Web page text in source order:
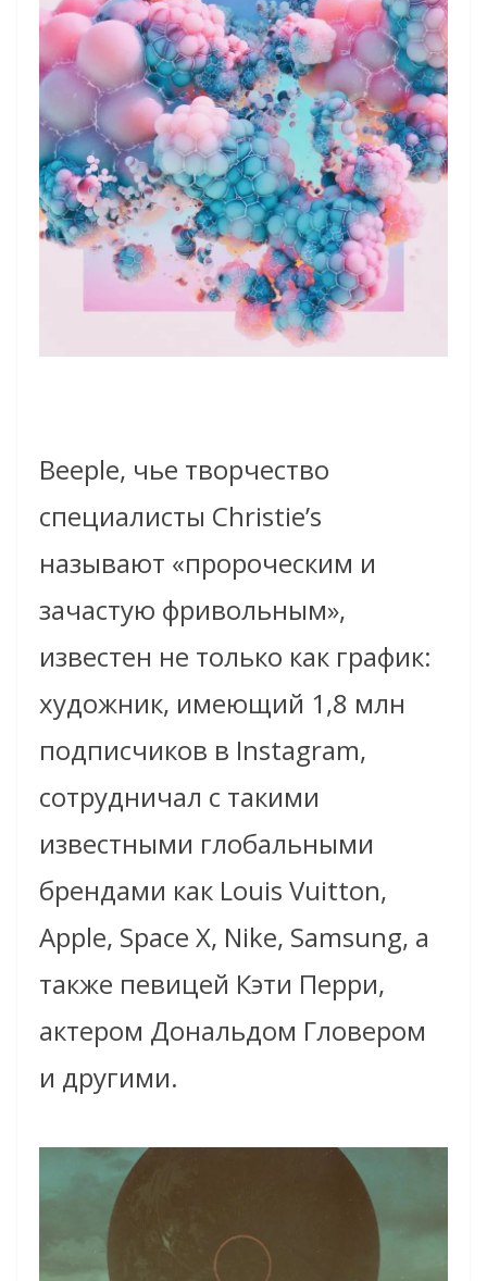
Beeple, чье творчество
специалисты Christie’s
называют «пророческим и
зачастую фривольным»,
известен не только как график:
художник, имеющий 1,8 млн
подписчиков в Instagram,
сотрудничал с такими
известными глобальными
брендами как Louis Vuitton,
Apple, Space X, Nike, Samsung, а
также певицей Кэти Перри,
актером Дональдом Гловером
и другими.